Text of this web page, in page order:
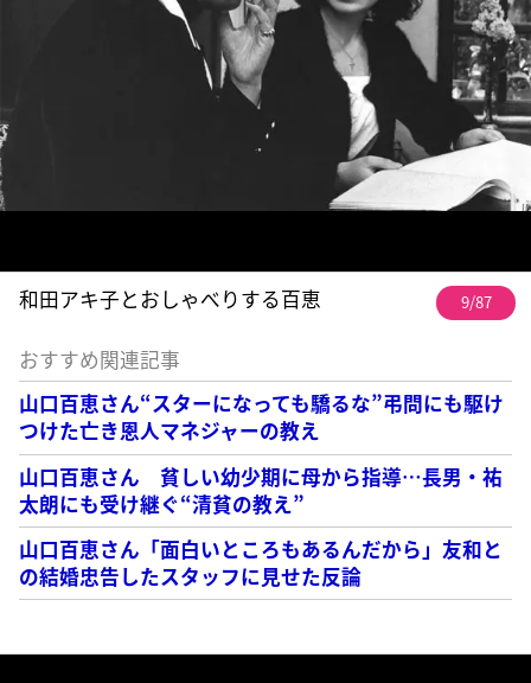
和田アキ子とおしゃべりする百恵 9/87
おすすめ関連記事
山口百恵さん“スターになっても驕るな”弔問にも駆け
つけた亡き恩人マネジャーの教え
山口百恵さん 貧しい幼少期に母から指導…長男・祐
太朗にも受け継ぐ“清貧の教え”
山口百恵さん「面白いところもあるんだから」友和と
の結婚忠告したスタッフに見せた反論